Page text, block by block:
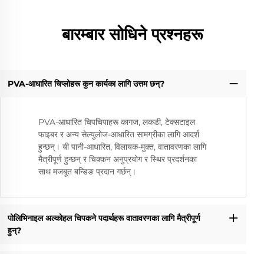
बारम्बार सोधिने प्रश्नहरू
PVA-आधारित चिप्लोहरू कुन कार्यका लागि उत्तम छन्?
PVA-आधारित चिपचिपाहरू कागज, लकडी, टेक्सटाइल
फाइबर र अन्य सेल्युलोज-आधारित सामग्रीका लागि आदर्श
हुन्छन्। यी पानी-आधारित, विलायक-मुक्त, वातावरणका लागि
मैत्रीपूर्ण हुन्छन् र चिक्कन अनुप्रयोग र स्थिर प्रदर्शनका
साथ मजबूत बन्डिङ प्रदान गर्छन्।
पोलिभिनाइल अल्कोहल चिपकने पदार्थहरू वातावरणका लागि मैत्रीपूर्ण
हुन्?